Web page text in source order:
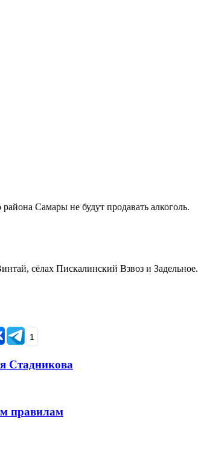
Самары не будут продавать алкоголь.
сёлах Пискалинский Взвоз и Задельное.
1
Стадникова
правилам